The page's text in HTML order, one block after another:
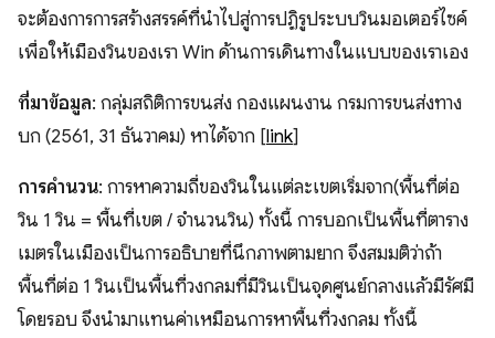
จะต้องการการสร้างสรรค์ที่นำไปสู่การปฏิรูประบบวินมอเตอร์ไซค์
เพื่อให้เมืองวินของเรา Win ด้านการเดินทางในแบบของเราเอง
ที่มาข้อมูล: กลุ่มสถิติการขนส่ง กองแผนงาน กรมการขนส่งทาง
บก (2561, 31 ธันวาคม) หาได้จาก [link]
การคำนวน: การหาความถี่ของวินในแต่ละเขตเริ่มจาก(พื้นที่ต่อ
วิน 1 วิน = พื้นที่เขต / จำนวนวิน) ทั้งนี้ การบอกเป็นพื้นที่ตาราง
เมตรในเมืองเป็นการอธิบายที่นึกภาพตามยาก จึงสมมติว่าถ้า
พื้นที่ต่อ 1 วินเป็นพื้นที่วงกลมที่มีวินเป็นจุดศูนย์กลางแล้วมีรัศมี
โดยรอบ จึงนำมาแทนค่าเหมือนการหาพื้นที่วงกลม ทั้งนี้